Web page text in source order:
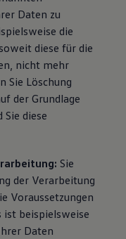
Daten zu
die
diese für die
nicht mehr
Sie Löschung
der Grundlage
diese
Sie
der Verarbeitung
Voraussetzungen
ist beispielsweise
Daten